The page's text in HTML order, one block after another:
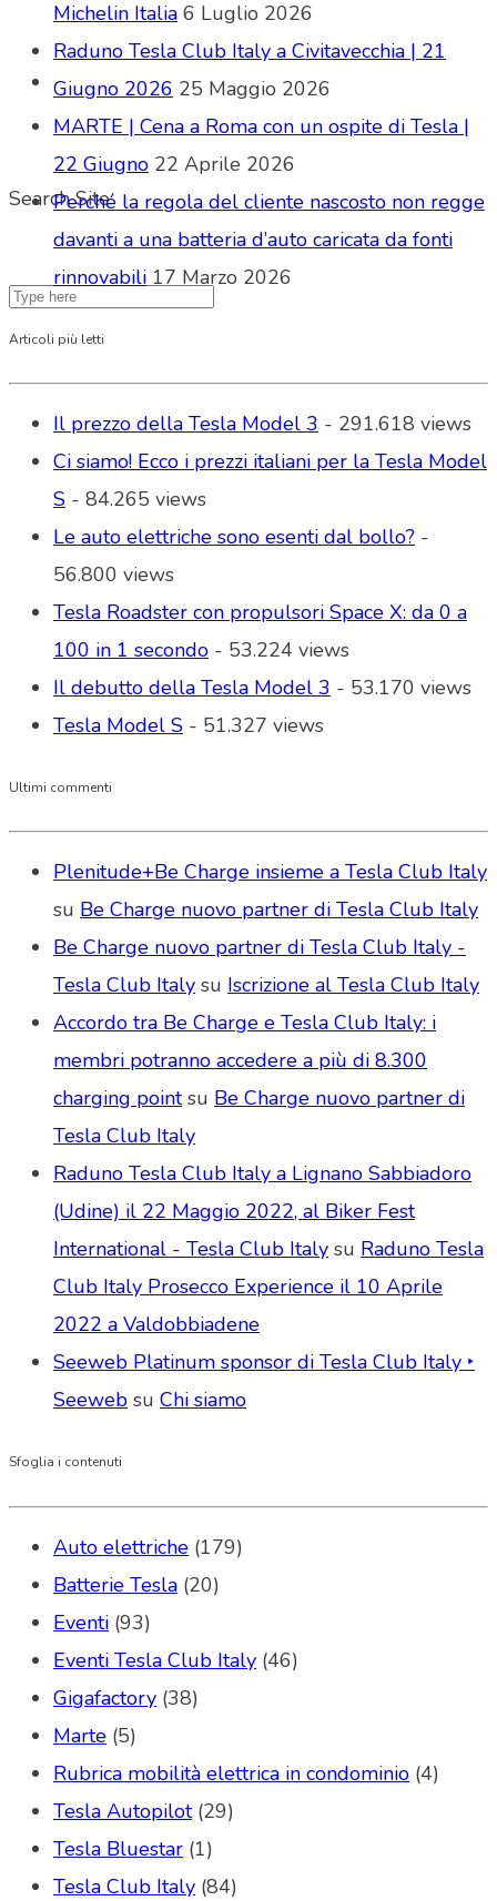
Search Site
Michelin Italia 6 Luglio 2026
Raduno Tesla Club Italy a Civitavecchia | 21
Giugno 2026 25 Maggio 2026
MARTE | Cena a Roma con un ospite di Tesla |
22 Giugno 22 Aprile 2026
Perché la regola del cliente nascosto non regge
davanti a una batteria d’auto caricata da fonti
rinnovabili 17 Marzo 2026
Articoli più letti
Il prezzo della Tesla Model 3 - 291.618 views
Ci siamo! Ecco i prezzi italiani per la Tesla Model
S - 84.265 views
Le auto elettriche sono esenti dal bollo? -
56.800 views
Tesla Roadster con propulsori Space X: da 0 a
100 in 1 secondo - 53.224 views
Il debutto della Tesla Model 3 - 53.170 views
Tesla Model S - 51.327 views
Ultimi commenti
Plenitude+Be Charge insieme a Tesla Club Italy
su Be Charge nuovo partner di Tesla Club Italy
Be Charge nuovo partner di Tesla Club Italy -
Tesla Club Italy su Iscrizione al Tesla Club Italy
Accordo tra Be Charge e Tesla Club Italy: i
membri potranno accedere a più di 8.300
charging pointsu Be Charge nuovo partner di
Tesla Club Italy
Raduno Tesla Club Italy a Lignano Sabbiadoro
(Udine) il 22 Maggio 2022, al Biker Fest
International - Tesla Club Italy su Raduno Tesla
Club Italy Prosecco Experience il 10 Aprile
2022 a Valdobbiadene
Seeweb Platinum sponsor di Tesla Club Italy ‣
Seeweb su Chi siamo
Sfoglia i contenuti
Auto elettriche (179)
Batterie Tesla (20)
Eventi (93)
Eventi Tesla Club Italy (46)
Gigafactory (38)
Marte (5)
Rubrica mobilità elettrica in condominio (4)
Tesla Autopilot(29)
Tesla Bluestar (1)
Tesla Club Italy (84)